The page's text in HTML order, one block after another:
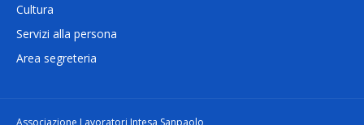
Cultura
Servizi alla persona
Area segreteria
Associazione Lavoratori Intesa Sanpaolo,